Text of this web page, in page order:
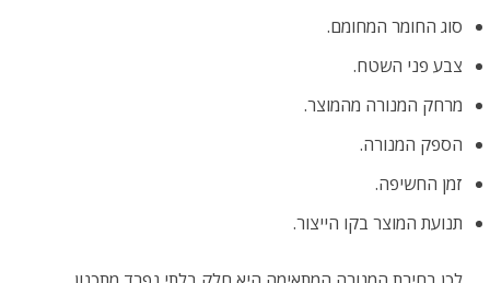
סוג החומר המחומם.
צבע פני השטח.
מרחק המנורה מהמוצר.
הספק המנורה.
זמן החשיפה.
תנועת המוצר בקו הייצור.